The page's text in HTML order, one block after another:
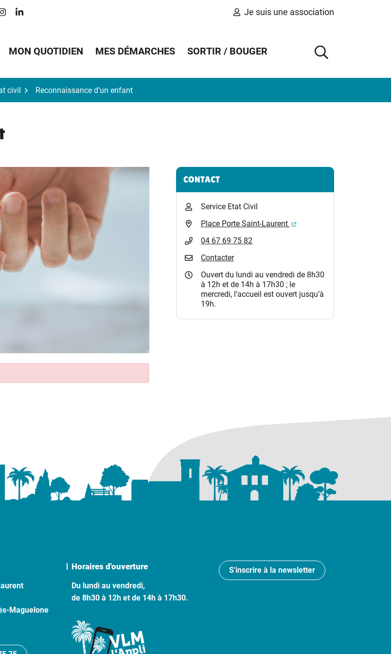
d'accessibilité
le compte Facebook
vers le compte Instagram
Lien vers le compte Linkedin Je suis une association
MON QUOTIDIEN MES DÉMARCHES SORTIR / BOUGER
AFFICHER
civil Reconnaissance d’un enfant
Informations complémentaires
CONTACT
Service Etat Civil
Place Porte Saint-Laurent
(ouverture dans un nouvel
04 67 69 75 82
Contacter
Ouvert du lundi au vendredi de 8h30
à 12h et de 14h à 17h30 ; le
mercredi, l’accueil est ouvert jusqu’à
19h.
Maguelone
Horaires d'ouverture
Du lundi au vendredi,
de 8h30 à 12h et de 14h à 17h30.
S'inscrire à la newsletter